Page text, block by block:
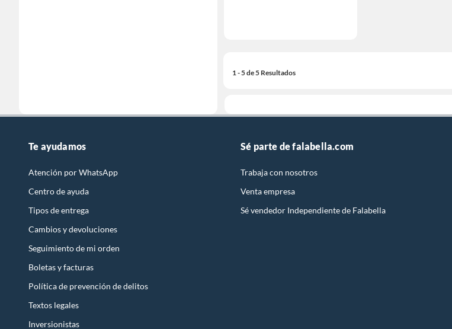
1 - 5 de 5 Resultados
Te ayudamos
Atención por WhatsApp
Centro de ayuda
Tipos de entrega
Cambios y devoluciones
Seguimiento de mi orden
Boletas y facturas
Política de prevención de delitos
Textos legales
Inversionistas
Sé parte de falabella.com
Trabaja con nosotros
Venta empresa
Sé vendedor Independiente de Falabella